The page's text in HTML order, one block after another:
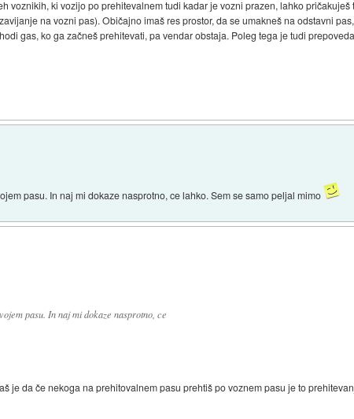
voznikih, ki vozijo po prehitevalnem tudi kadar je vozni prazen, lahko
na vozni pas). Običajno imaš res prostor, da se umakneš na odstavni
gas, ko ga začneš prehitevati, pa vendar obstaja. Poleg tega je tudi
pasu. In naj mi dokaze nasprotno, ce lahko. Sem se samo peljal mimo
pasu. In naj mi dokaze nasprotno, ce
je da če nekoga na prehitovalnem pasu prehtiš po voznem pasu je to